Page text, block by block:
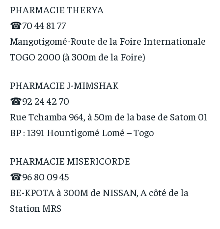
PHARMACIE THERYA
☎70 44 81 77
Mangotigomé-Route de la Foire Internationale
TOGO 2000 (à 300m de la Foire)
PHARMACIE J-MIMSHAK
☎92 24 42 70
Rue Tchamba 964, à 50m de la base de Satom 01
BP : 1391 Hountigomé Lomé – Togo
PHARMACIE MISERICORDE
☎96 80 09 45
BE-KPOTA à 300M de NISSAN, A côté de la
Station MRS